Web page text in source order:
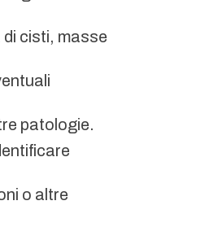
cisti, masse
patologie.
o altre